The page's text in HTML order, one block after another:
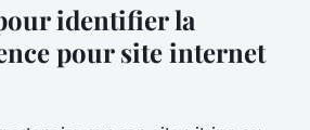
identifier la
pour site internet